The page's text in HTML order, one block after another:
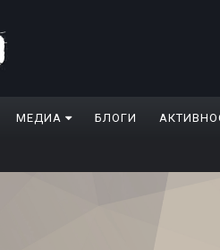
МЕДИА БЛОГИ